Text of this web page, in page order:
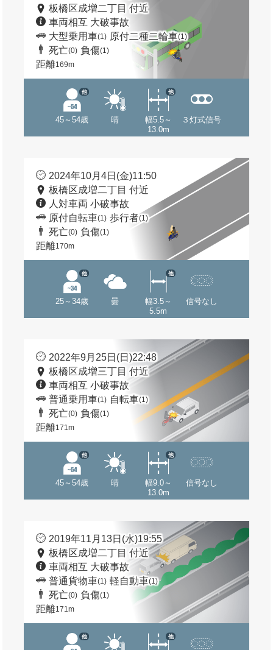
板橋区成増二丁目 付近
車両相互 大破事故
大型乗用車(1) 原付二種二輪車(1)
死亡(0) 負傷(1)
距離169m
45～54歳
他
晴
幅5.5～
13.0m
他
３灯式信号
2024年10月4日(金)11:50
板橋区成増二丁目 付近
人対車両 小破事故
原付自転車(1) 歩行者(1)
死亡(0) 負傷(1)
距離170m
25～34歳
他
曇
幅3.5～
5.5m
他
信号なし
2022年9月25日(日)22:48
板橋区成増三丁目 付近
車両相互 小破事故
普通乗用車(1) 自転車(1)
死亡(0) 負傷(1)
距離171m
45～54歳
他
晴
幅9.0～
13.0m
他
信号なし
2019年11月13日(水)19:55
板橋区成増二丁目 付近
車両相互 大破事故
普通貨物車(1) 軽自動車(1)
死亡(0) 負傷(1)
距離171m
他 他